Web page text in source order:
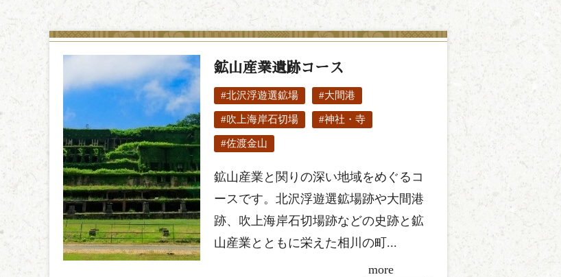
鉱山産業遺跡コース
#北沢浮遊選鉱場 #大間港
#吹上海岸石切場 #神社・寺
#佐渡金山
鉱山産業と関りの深い地域をめぐるコ
ースです。北沢浮遊選鉱場跡や大間港
跡、吹上海岸石切場跡などの史跡と鉱
山産業とともに栄えた相川の町...
more